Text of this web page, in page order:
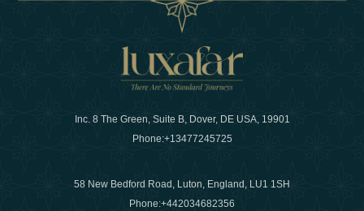
Inc. 8 The Green, Suite B, Dover, DE USA, 19901
Phone:+13477245725
58 New Bedford Road, Luton, England, LU1 1SH
Phone:+442034682356